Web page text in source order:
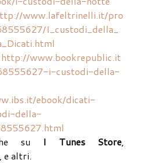
www.lafeltrinelli.it/pro
I_custodi_della_
http://www.bookrepublic.it
i-custodi-della-
ebook/dicati-
della-
su I Tunes Store,
, e altri.